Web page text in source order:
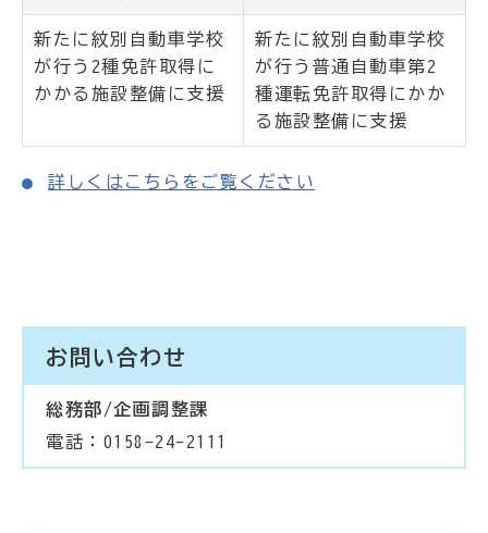
新たに紋別自動車学校
が行う2種免許取得に
かかる施設整備に支援
新たに紋別自動車学校
が行う普通自動車第2
種運転免許取得にかか
る施設整備に支援
詳しくはこちらをご覧ください
お問い合わせ
総務部/企画調整課
電話：0158-24-2111